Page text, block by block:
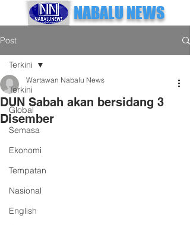
NABALU NEWS
Post
Terkini
Global
Semasa
Ekonomi
Tempatan
Nasional
English
Terkini
DUN Sabah akan bersidang 3
Disember
Wartawan Nabalu News